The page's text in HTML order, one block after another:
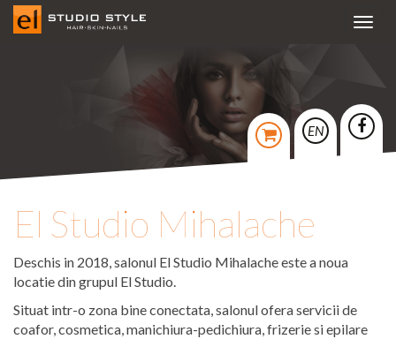
EN
El Studio Mihalache
Deschis in 2018, salonul El Studio Mihalache este a noua
locatie din grupul El Studio.
Situat intr-o zona bine conectata, salonul ofera servicii de
coafor, cosmetica, manichiura-pedichiura, frizerie si epilare